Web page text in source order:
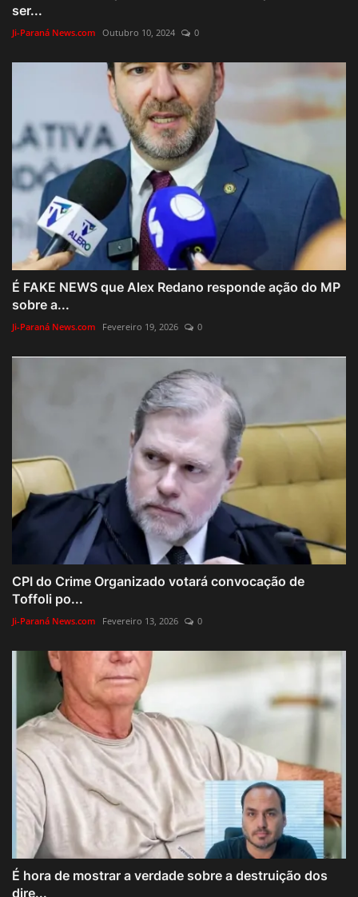
ser...
Ji-Paraná News.com Outubro 10, 2024 0
É FAKE NEWS que Alex Redano responde ação do MP
sobre a...
Ji-Paraná News.com Fevereiro 19, 2026 0
CPI do Crime Organizado votará convocação de
Toffoli po...
Ji-Paraná News.com Fevereiro 13, 2026 0
É hora de mostrar a verdade sobre a destruição dos
dire...